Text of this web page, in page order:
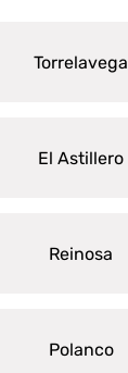
Torrelavega
El Astillero
Reinosa
Polanco